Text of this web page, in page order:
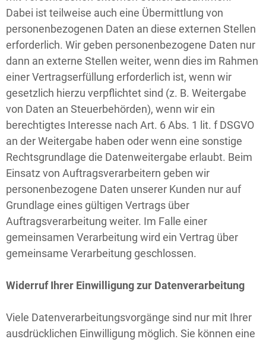
Dabei ist teilweise auch eine Übermittlung von
personenbezogenen Daten an diese externen Stellen
erforderlich. Wir geben personenbezogene Daten nur
dann an externe Stellen weiter, wenn dies im Rahmen
einer Vertragserfüllung erforderlich ist, wenn wir
gesetzlich hierzu verpflichtet sind (z. B. Weitergabe
von Daten an Steuerbehörden), wenn wir ein
berechtigtes Interesse nach Art. 6 Abs. 1 lit. f DSGVO
an der Weitergabe haben oder wenn eine sonstige
Rechtsgrundlage die Datenweitergabe erlaubt. Beim
Einsatz von Auftragsverarbeitern geben wir
personenbezogene Daten unserer Kunden nur auf
Grundlage eines gültigen Vertrags über
Auftragsverarbeitung weiter. Im Falle einer
gemeinsamen Verarbeitung wird ein Vertrag über
gemeinsame Verarbeitung geschlossen.
Widerruf Ihrer Einwilligung zur Datenverarbeitung
Viele Datenverarbeitungsvorgänge sind nur mit Ihrer
ausdrücklichen Einwilligung möglich. Sie können eine